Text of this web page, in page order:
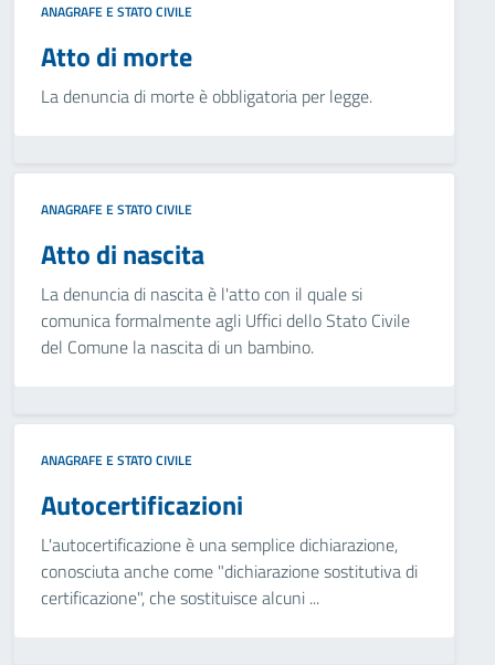
ANAGRAFE E STATO CIVILE
Atto di morte
La denuncia di morte è obbligatoria per legge.
ANAGRAFE E STATO CIVILE
Atto di nascita
La denuncia di nascita è l'atto con il quale si
comunica formalmente agli Uffici dello Stato Civile
del Comune la nascita di un bambino.
ANAGRAFE E STATO CIVILE
Autocertificazioni
L'autocertificazione è una semplice dichiarazione,
conosciuta anche come "dichiarazione sostitutiva di
certificazione", che sostituisce alcuni ...